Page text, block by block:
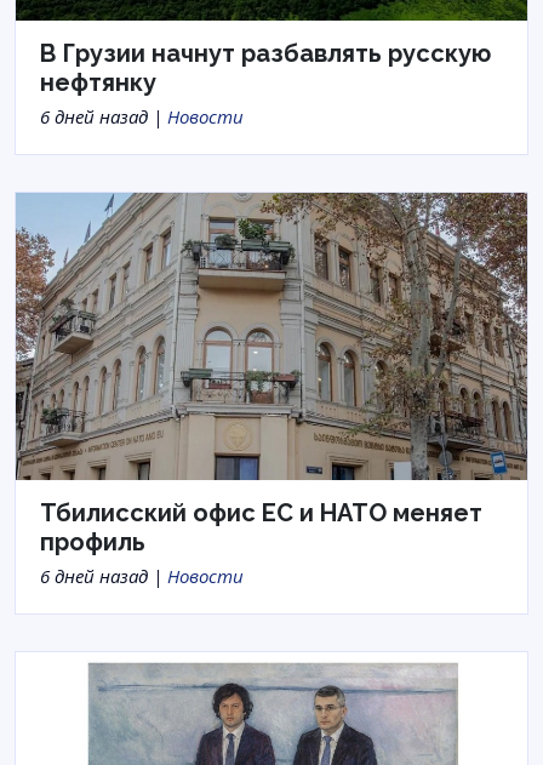
В Грузии начнут разбавлять русскую
нефтянку
6 дней назад | Новости
Тбилисский офис ЕС и НАТО меняет
профиль
6 дней назад | Новости